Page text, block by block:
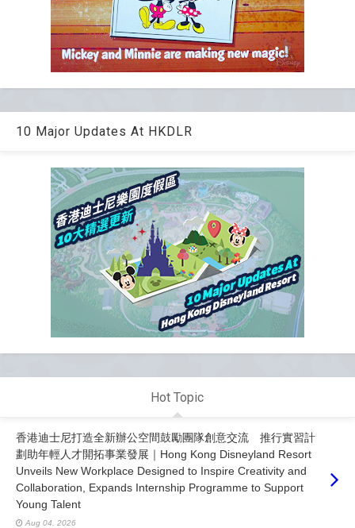
10 Major Updates At HKDLR
Hot Topic
香港迪士尼打造全新辦公空間鼓勵團隊創意交流 推行實習計
劃助年輕人才開拓事業發展｜Hong Kong Disneyland Resort
Unveils New Workplace Designed to Inspire Creativity and
Collaboration, Expands Internship Programme to Support
Young Talent
Aug 04, 2026